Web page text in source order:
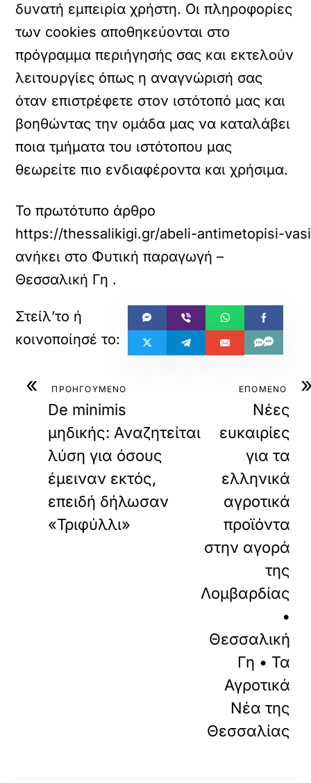
δυνατή εμπειρία χρήστη. Οι πληροφορίες
των cookies αποθηκεύονται στο
πρόγραμμα περιήγησής σας και εκτελούν
λειτουργίες όπως η αναγνώρισή σας
όταν επιστρέφετε στον ιστότοπό μας και
βοηθώντας την ομάδα μας να καταλάβει
ποια τμήματα του ιστότοπου μας
θεωρείτε πιο ενδιαφέροντα και χρήσιμα.
Το πρωτότυπο άρθρο
https://thessalikigi.gr/abeli-antimetopisi-
ανήκει στο Φυτική παραγωγή –
Θεσσαλική Γη .
« ΠΡΟΗΓΟΥΜΕΝΟ
De minimis
μηδικής: Αναζητείται
λύση για όσους
έμειναν εκτός,
επειδή δήλωσαν
«Τριφύλλι»
ΕΠΟΜΕΝΟ
Νέες
ευκαιρίες
για τα
ελληνικά
αγροτικά
προϊόντα
στην αγορά
της
Λομβαρδίας
•
Θεσσαλική
Γη • Τα
Αγροτικά
Νέα της
Θεσσαλίας